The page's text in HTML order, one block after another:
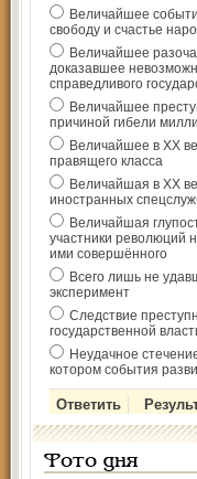
Величайшее
свободу и счастье
Величайшее
доказавшее
справедливого
Величайшее
причиной гибели
Величайшее в ХХ
правящего класса
Величайшая в ХХ
иностранных
Величайшая
участники революций
ими совершённого
Всего лишь не
эксперимент
Следствие
государственной
Неудачное
котором события
Фото дня